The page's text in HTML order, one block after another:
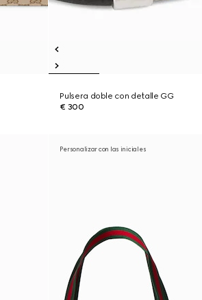
Pulsera doble con detalle GG
€ 300
Personalizar con las iniciales